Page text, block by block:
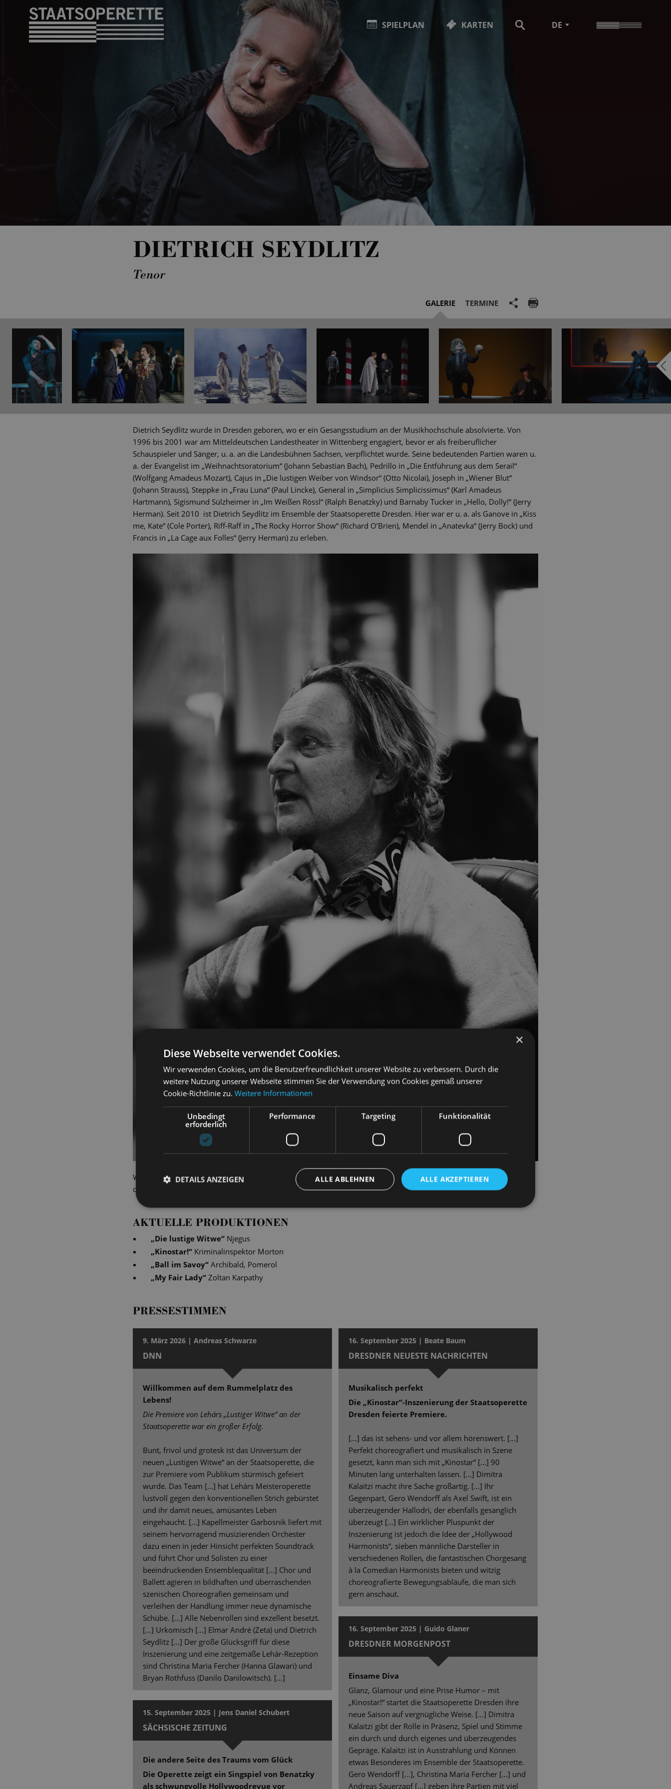
SPIELPLAN KARTEN DE
DIETRICH SEYDLITZ
Tenor
GALERIE TERMINE
Dietrich Seydlitz wurde in Dresden geboren, wo er ein Gesangsstudium an der Musikhochschule absolvierte. Von
1996 bis 2001 war am Mitteldeutschen Landestheater in Wittenberg engagiert, bevor er als freiberuflicher
Schauspieler und Sänger, u. a. an die Landesbühnen Sachsen, verpflichtet wurde. Seine bedeutenden Partien waren u.
a. der Evangelist im „Weihnachtsoratorium“ (Johann Sebastian Bach), Pedrillo in „Die Entführung aus dem Serail“
(Wolfgang Amadeus Mozart), Cajus in „Die lustigen Weiber von Windsor“ (Otto Nicolai), Joseph in „Wiener Blut“
(Johann Strauss), Steppke in „Frau Luna“ (Paul Lincke), General in „Simplicius Simplicissimus“ (Karl Amadeus
Hartmann), Sigismund Sülzheimer in „Im Weißen Rössl“ (Ralph Benatzky) und Barnaby Tucker in „Hello, Dolly!“ (Jerry
Herman). Seit 2010 ist Dietrich Seydlitz im Ensemble der Staatsoperette Dresden. Hier war er u. a. als Ganove in „Kiss
me, Kate“ (Cole Porter), Riff-Raff in „The Rocky Horror Show“ (Richard O’Brien), Mendel in „Anatevka“ (Jerry Bock) und
Francis in „La Cage aux Folles“ (Jerry Herman) zu erleben.
Während unserer Vorstellungen entstanden stimmungsvolle Fotografien unserer Solist*innen. Mit feinem Gespür für
den Moment fing Lutz Michen authentische und intime Szenen hinter den Kulissen ein.
AKTUELLE PRODUKTIONEN
„Die lustige Witwe“ Njegus
„Kinostar!“ Kriminalinspektor Morton
„Ball im Savoy“ Archibald, Pomerol
„My Fair Lady“ Zoltan Karpathy
PRESSESTIMMEN
9. März 2026 | Andreas Schwarze
DNN
Willkommen auf dem Rummelplatz des
Lebens!
Die Premiere von Lehárs „Lustiger Witwe“ an der
Staatsoperette war ein großer Erfolg.
Bunt, frivol und grotesk ist das Universum der
neuen „Lustigen Witwe“ an der Staatsoperette, die
zur Premiere vom Publikum stürmisch gefeiert
wurde. Das Team […] hat Lehárs Meisteroperette
lustvoll gegen den konventionellen Strich gebürstet
und ihr damit neues, amüsantes Leben
eingehaucht. […] Kapellmeister Garbosnik liefert mit
seinem hervorragend musizierenden Orchester
dazu einen in jeder Hinsicht perfekten Soundtrack
und führt Chor und Solisten zu einer
beeindruckenden Ensemblequalität […] Chor und
Ballett agieren in bildhaften und überraschenden
szenischen Choreografien gemeinsam und
verleihen der Handlung immer neue dynamische
Schübe. […] Alle Nebenrollen sind exzellent besetzt.
[…] Urkomisch […] Elmar André (Zeta) und Dietrich
Seydlitz […] Der große Glücksgriff für diese
Inszenierung und eine zeitgemäße Lehár-Rezeption
sind Christina Maria Fercher (Hanna Glawari) und
Bryan Rothfuss (Danilo Danilowitsch). […]
16. September 2025 | Beate Baum
DRESDNER NEUESTE NACHRICHTEN
Musikalisch perfekt
Die „Kinostar“-Inszenierung der Staatsoperette
Dresden feierte Premiere.
[…] das ist sehens- und vor allem hörenswert. […]
Perfekt choreografiert und musikalisch in Szene
gesetzt, kann man sich mit „Kinostar“ [...] 90
Minuten lang unterhalten lassen. […] Dimitra
Kalaitzi macht ihre Sache großartig. […] Ihr
Gegenpart, Gero Wendorff als Axel Swift, ist ein
überzeugender Hallodri, der ebenfalls gesanglich
überzeugt […] Ein wirklicher Pluspunkt der
Inszenierung ist jedoch die Idee der „Hollywood
Harmonists“, sieben männliche Darsteller in
verschiedenen Rollen, die fantastischen Chorgesang
à la Comedian Harmonists bieten und witzig
choreografierte Bewegungsabläufe, die man sich
gern anschaut.
16. September 2025 | Guido Glaner
DRESDNER MORGENPOST
Einsame Diva
Glanz, Glamour und eine Prise Humor – mit
„Kinostar!“ startet die Staatsoperette Dresden ihre
neue Saison auf vergnügliche Weise. […] Dimitra
Kalaitzi gibt der Rolle in Präsenz, Spiel und Stimme
ein durch und durch eigenes und überzeugendes
Gepräge. Kalaitzi ist in Ausstrahlung und Können
etwas Besonderes im Ensemble der Staatsoperette.
Gero Wendorff […], Christina Maria Fercher […] und
Andreas Sauerzapf […] geben ihre Partien mit viel
15. September 2025 | Jens Daniel Schubert
SÄCHSISCHE ZEITUNG
Die andere Seite des Traums vom Glück
Die Operette zeigt ein Singspiel von Benatzky
als schwungvolle Hollywoodrevue vor
×
Diese Webseite verwendet Cookies.
Wir verwenden Cookies, um die Benutzerfreundlichkeit unserer Website zu verbessern. Durch die
weitere Nutzung unserer Webseite stimmen Sie der Verwendung von Cookies gemäß unserer
Cookie-Richtlinie zu. Weitere Informationen
Unbedingt
erforderlich
Performance Targeting Funktionalität
ALLE AKZEPTIEREN
ALLE ABLEHNEN
DETAILS ANZEIGEN